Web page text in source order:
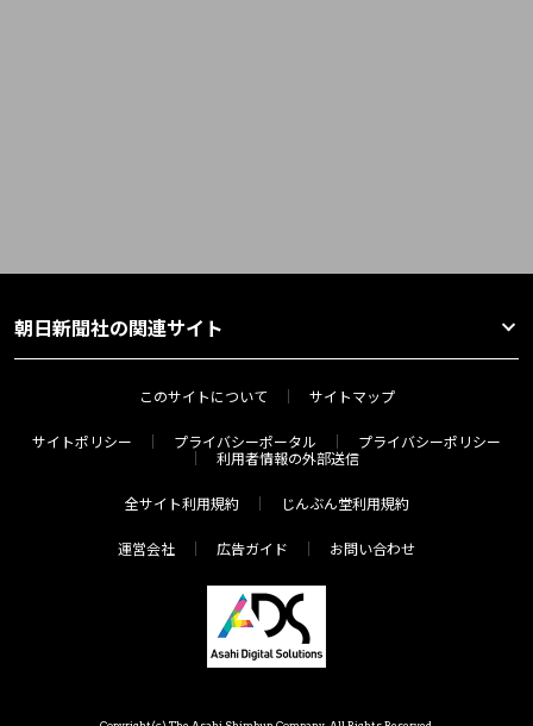
朝日新聞社の関連サイト
このサイトについて サイトマップ
サイトポリシー プライバシーポータル
プライバシーポリシー
利用者情報の外部送信
全サイト利用規約 じんぶん堂利用規約
運営会社 広告ガイド お問い合わせ